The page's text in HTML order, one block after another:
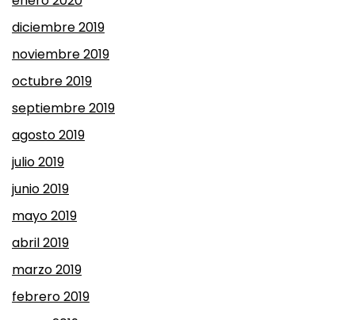
diciembre 2019
noviembre 2019
octubre 2019
septiembre 2019
agosto 2019
julio 2019
junio 2019
mayo 2019
abril 2019
marzo 2019
febrero 2019